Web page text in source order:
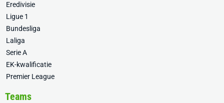
Eredivisie
Ligue 1
Bundesliga
Laliga
Serie A
EK-kwalificatie
Premier League
Teams